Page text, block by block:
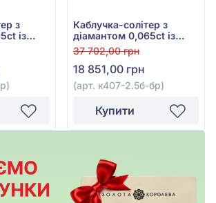
з
із
585°,
Каблучка-солітер з
діамантом 0,065ct із
білого золота 585°, арт.
к407-2.5б-бр
37 702,00 грн
18 851,00 грн
(арт. к407-2.5б-бр)
Купити